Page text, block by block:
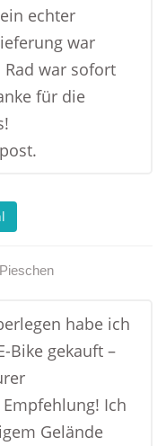
echter
war
war sofort
für die
habe ich
Bike gekauft –
Ich
Gelände